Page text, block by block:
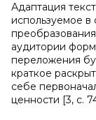
Адаптация
используемое в
аудитории
переложения
краткое
себе
ценности [3, с.